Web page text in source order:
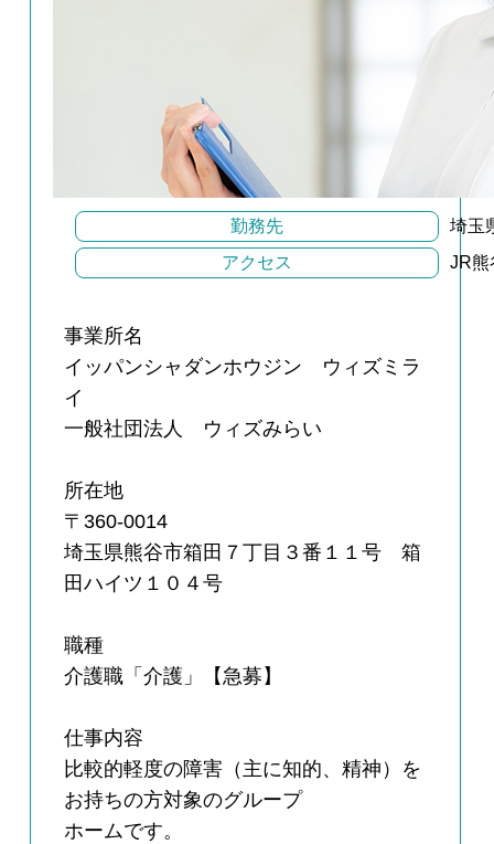
勤務先
埼玉
アクセス
JR熊
事業所名
イッパンシャダンホウジン ウィズミラ
イ
一般社団法人 ウィズみらい
所在地
〒360-0014
埼玉県熊谷市箱田７丁目３番１１号 箱
田ハイツ１０４号
職種
介護職「介護」【急募】
仕事内容
比較的軽度の障害（主に知的、精神）を
お持ちの方対象のグループ
ホームです。